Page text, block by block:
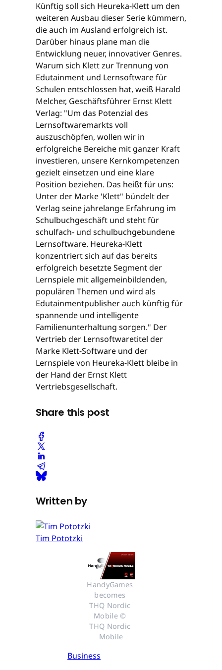
Künftig soll sich Heureka-Klett um den
weiteren Ausbau dieser Serie kümmern,
die auch im Ausland erfolgreich ist.
Darüber hinaus plane man die
Entwicklung neuer, innovativer Genres.
Warum sich Klett zur Trennung von
Edutainment und Lernsoftware für
Schulen entschlossen hat, weiß Harald
Melcher, Geschäftsführer Ernst Klett
Verlag: "Um das Potenzial des
Lernsoftwaremarkts voll
auszuschöpfen, wollen wir in
erfolgreiche Bereiche mit ganzer Kraft
investieren, unsere Kernkompetenzen
gezielt einsetzen und eine klare
Position beziehen. Das heißt für uns:
Unter der Marke 'Klett" bündelt der
Verlag seine jahrelange Erfahrung im
Schulbuchgeschäft und steht für
schulfach- und schulbuchgebundene
Lernsoftware. Heureka-Klett
konzentriert sich auf das bereits
erfolgreich besetzte Segment der
Lernspiele mit allgemeinbildenden,
populären Themen und wird als
Edutainmentpublisher auch künftig für
spannende und intelligente
Familienunterhaltung sorgen." Der
Vertrieb der Lernsoftwaretitel der
Marke Klett-Software und der
Lernspiele von Heureka-Klett bleibe in
der Hand der Ernst Klett
Vertriebsgesellschaft.
Share this post
Written by
Tim Pototzki
HandyGames
becomes
THQ Nordic
Mobile ©
THQ Nordic
Mobile
Business